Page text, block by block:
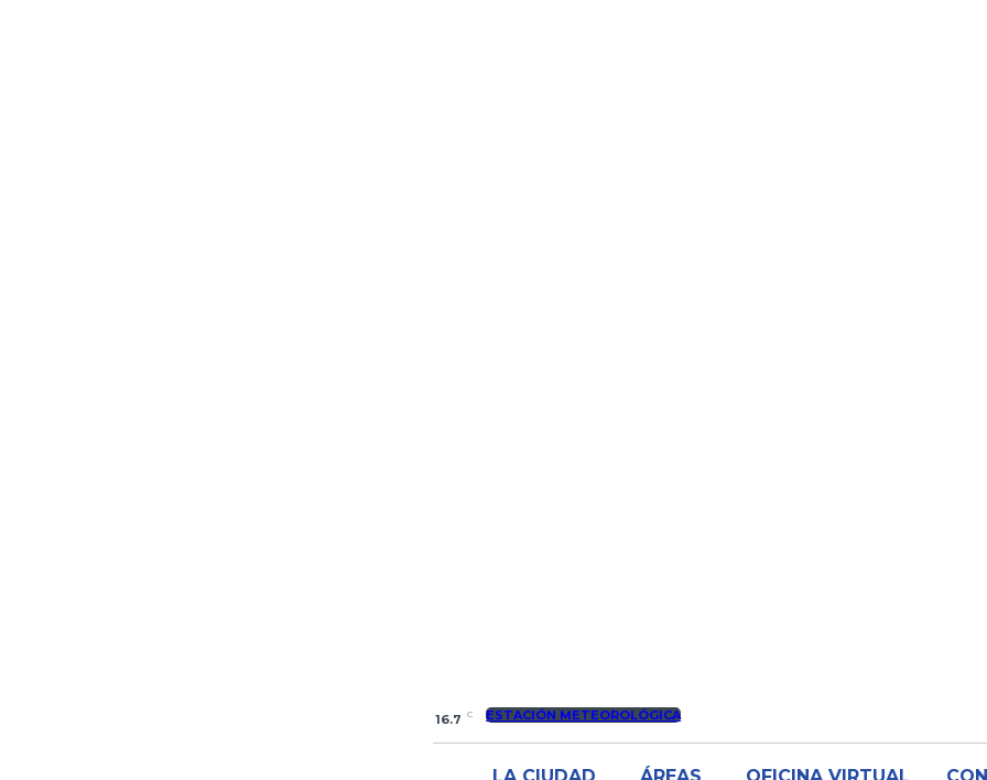
16.7 C ESTACIÓN METEOROLÓGICA